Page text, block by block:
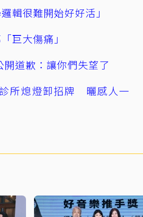
輯很難開始好好活」
巨大傷痛」
開道歉：讓你們失望了
所熄燈卸招牌 曬感人一